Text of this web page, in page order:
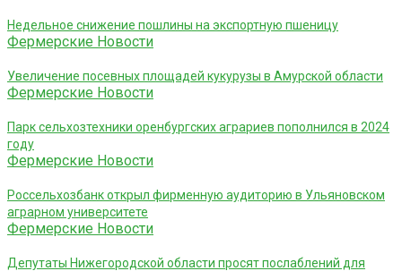
Недельное снижение пошлины на экспортную пшеницу
Фермерские Новости
Увеличение посевных площадей кукурузы в Амурской области
Фермерские Новости
Парк сельхозтехники оренбургских аграриев пополнился в 2024
году
Фермерские Новости
Россельхозбанк открыл фирменную аудиторию в Ульяновском
аграрном университете
Фермерские Новости
Депутаты Нижегородской области просят послаблений для